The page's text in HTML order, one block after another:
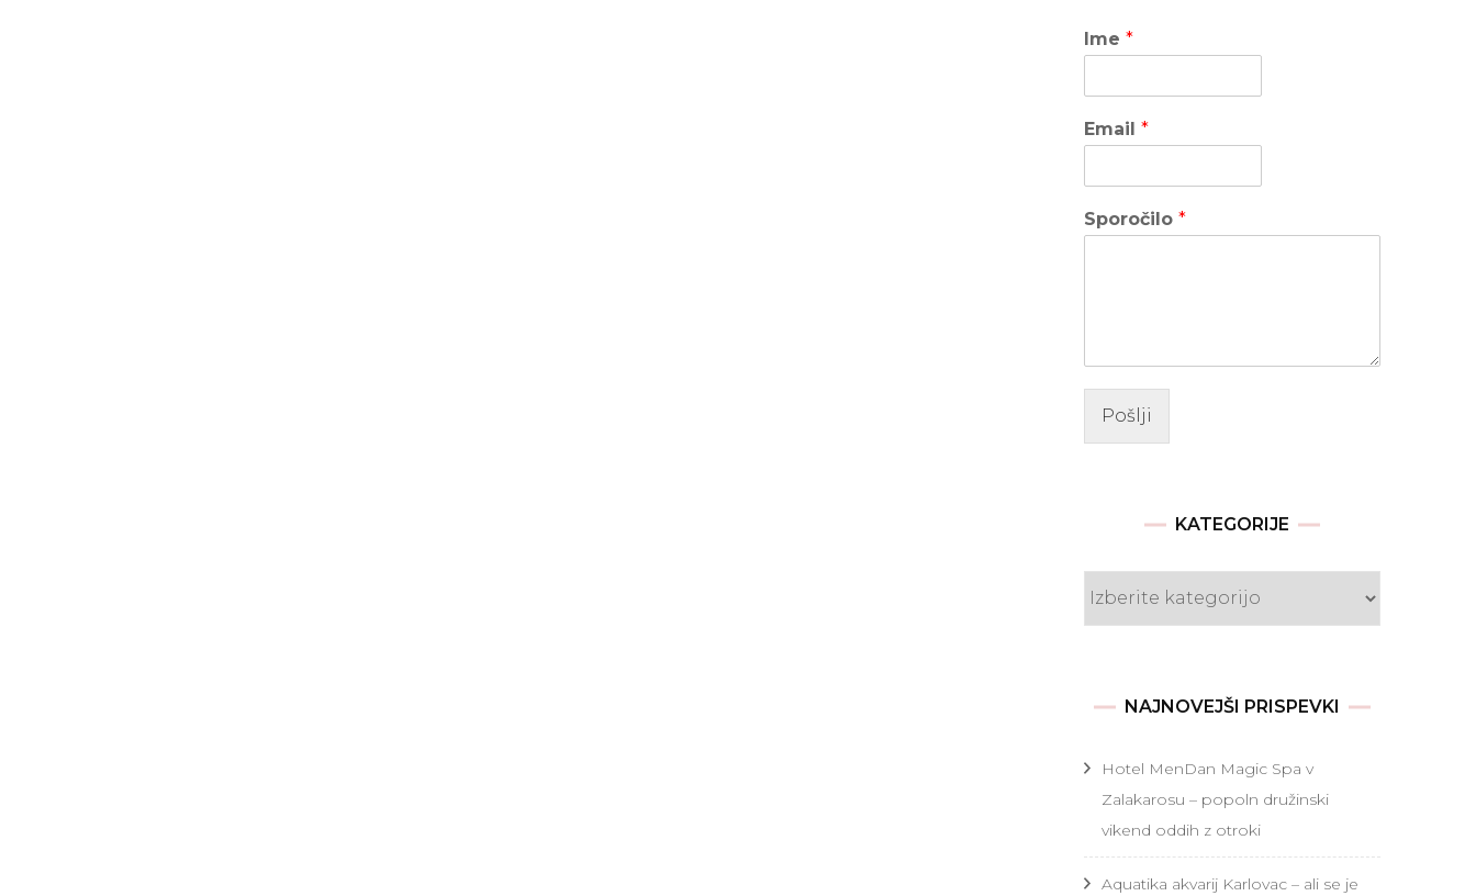
Ime *
Email *
Sporočilo *
Pošlji
KATEGORIJE
NAJNOVEJŠI PRISPEVKI
Hotel MenDan Magic Spa v
Zalakarosu – popoln družinski
vikend oddih z otroki
Aquatika akvarij Karlovac – ali se je